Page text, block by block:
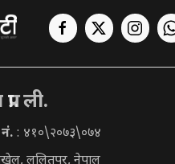
ली.
नं. : ४१०\२०७३\०७४